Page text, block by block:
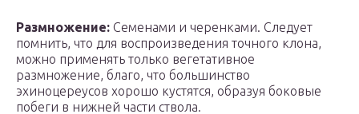
Размножение: Семенами и черенками. Следует
помнить, что для воспроизведения точного клона,
можно применять только вегетативное
размножение, благо, что большинство
эхиноцереусов хорошо кустятся, образуя боковые
побеги в нижней части ствола.